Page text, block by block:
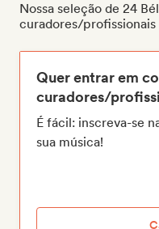
Nossa seleção de 24
curadores/profissionais
Quer entrar em
curadores/
É fácil: inscreva-se
sua música!